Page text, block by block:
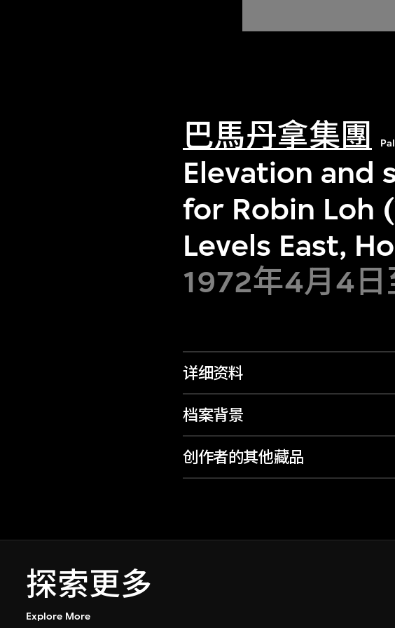
巴馬丹拿集團
Elevation and
for Robin Loh
Levels East,
1972年4月4日
详细资料
档案背景
创作者的其他藏品
探索更多
Explore More